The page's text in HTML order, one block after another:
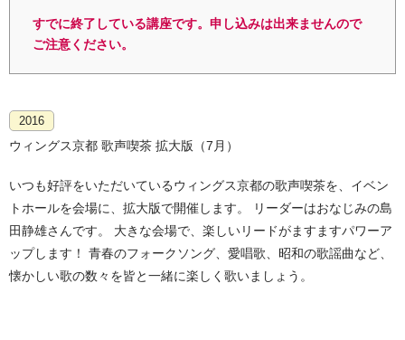
すでに終了している講座です。申し込みは出来ませんので
ご注意ください。
2016
ウィングス京都 歌声喫茶 拡大版（7月）
いつも好評をいただいているウィングス京都の歌声喫茶を、イベン
トホールを会場に、拡大版で開催します。 リーダーはおなじみの島
田静雄さんです。 大きな会場で、楽しいリードがますますパワーア
ップします！ 青春のフォークソング、愛唱歌、昭和の歌謡曲など、
懐かしい歌の数々を皆と一緒に楽しく歌いましょう。